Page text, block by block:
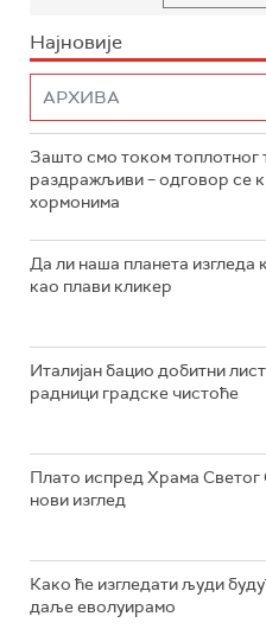
Најновије
Зашто смо током топлотног
раздражљиви – одговор се
хормонима
Да ли наша планета изгледа
као плави кликер
Италијан бацио добитни
радници градске чистоће
Плато испред Храма Светог
нови изглед
Како ће изгледати људи
даље еволуирамо